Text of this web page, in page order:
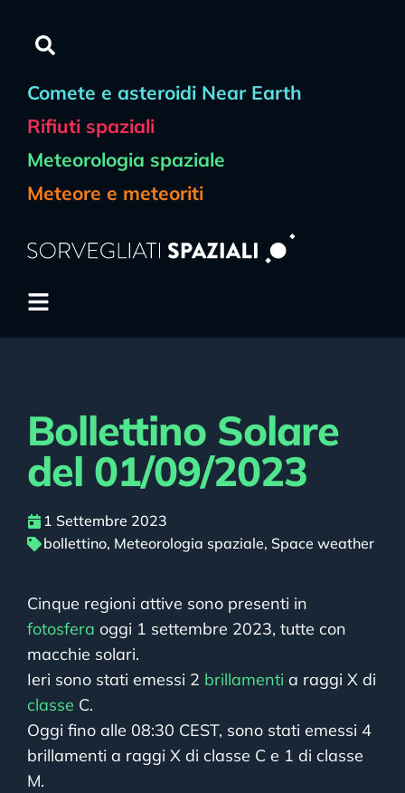
Comete e asteroidi Near Earth
Rifiuti spaziali
Meteorologia spaziale
Meteore e meteoriti
Bollettino Solare
del 01/09/2023
1 Settembre 2023
bollettino, Meteorologia spaziale, Space weather
Cinque regioni attive sono presenti in
fotosfera oggi 1 settembre 2023, tutte con
macchie solari.
Ieri sono stati emessi 2 brillamenti a raggi X di
classe C.
Oggi fino alle 08:30 CEST, sono stati emessi 4
brillamenti a raggi X di classe C e 1 di classe
M.